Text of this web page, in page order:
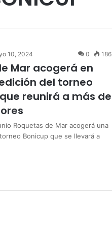
10, 2024 0 186
Mar acogerá en
del torneo
que reunirá a más de
Roquetas de Mar acogerá una
Bonicup que se llevará a